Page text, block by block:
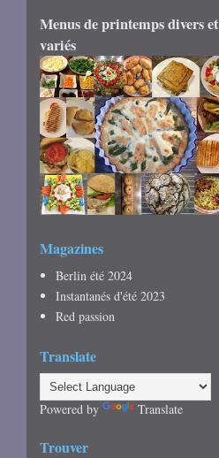
Menus de printemps divers et
variés
Magazines
Berlin été 2024
Instantanés d'été 2023
Red passion
Translate
Powered by Translate
Trouver